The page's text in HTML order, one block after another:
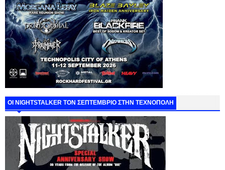
ΟΙ NIGHTSTALKER ΤΟΝ ΣΕΠΤΕΜΒΡΙΟ ΣΤΗΝ ΤΕΧΝΟΠΟΛΗ